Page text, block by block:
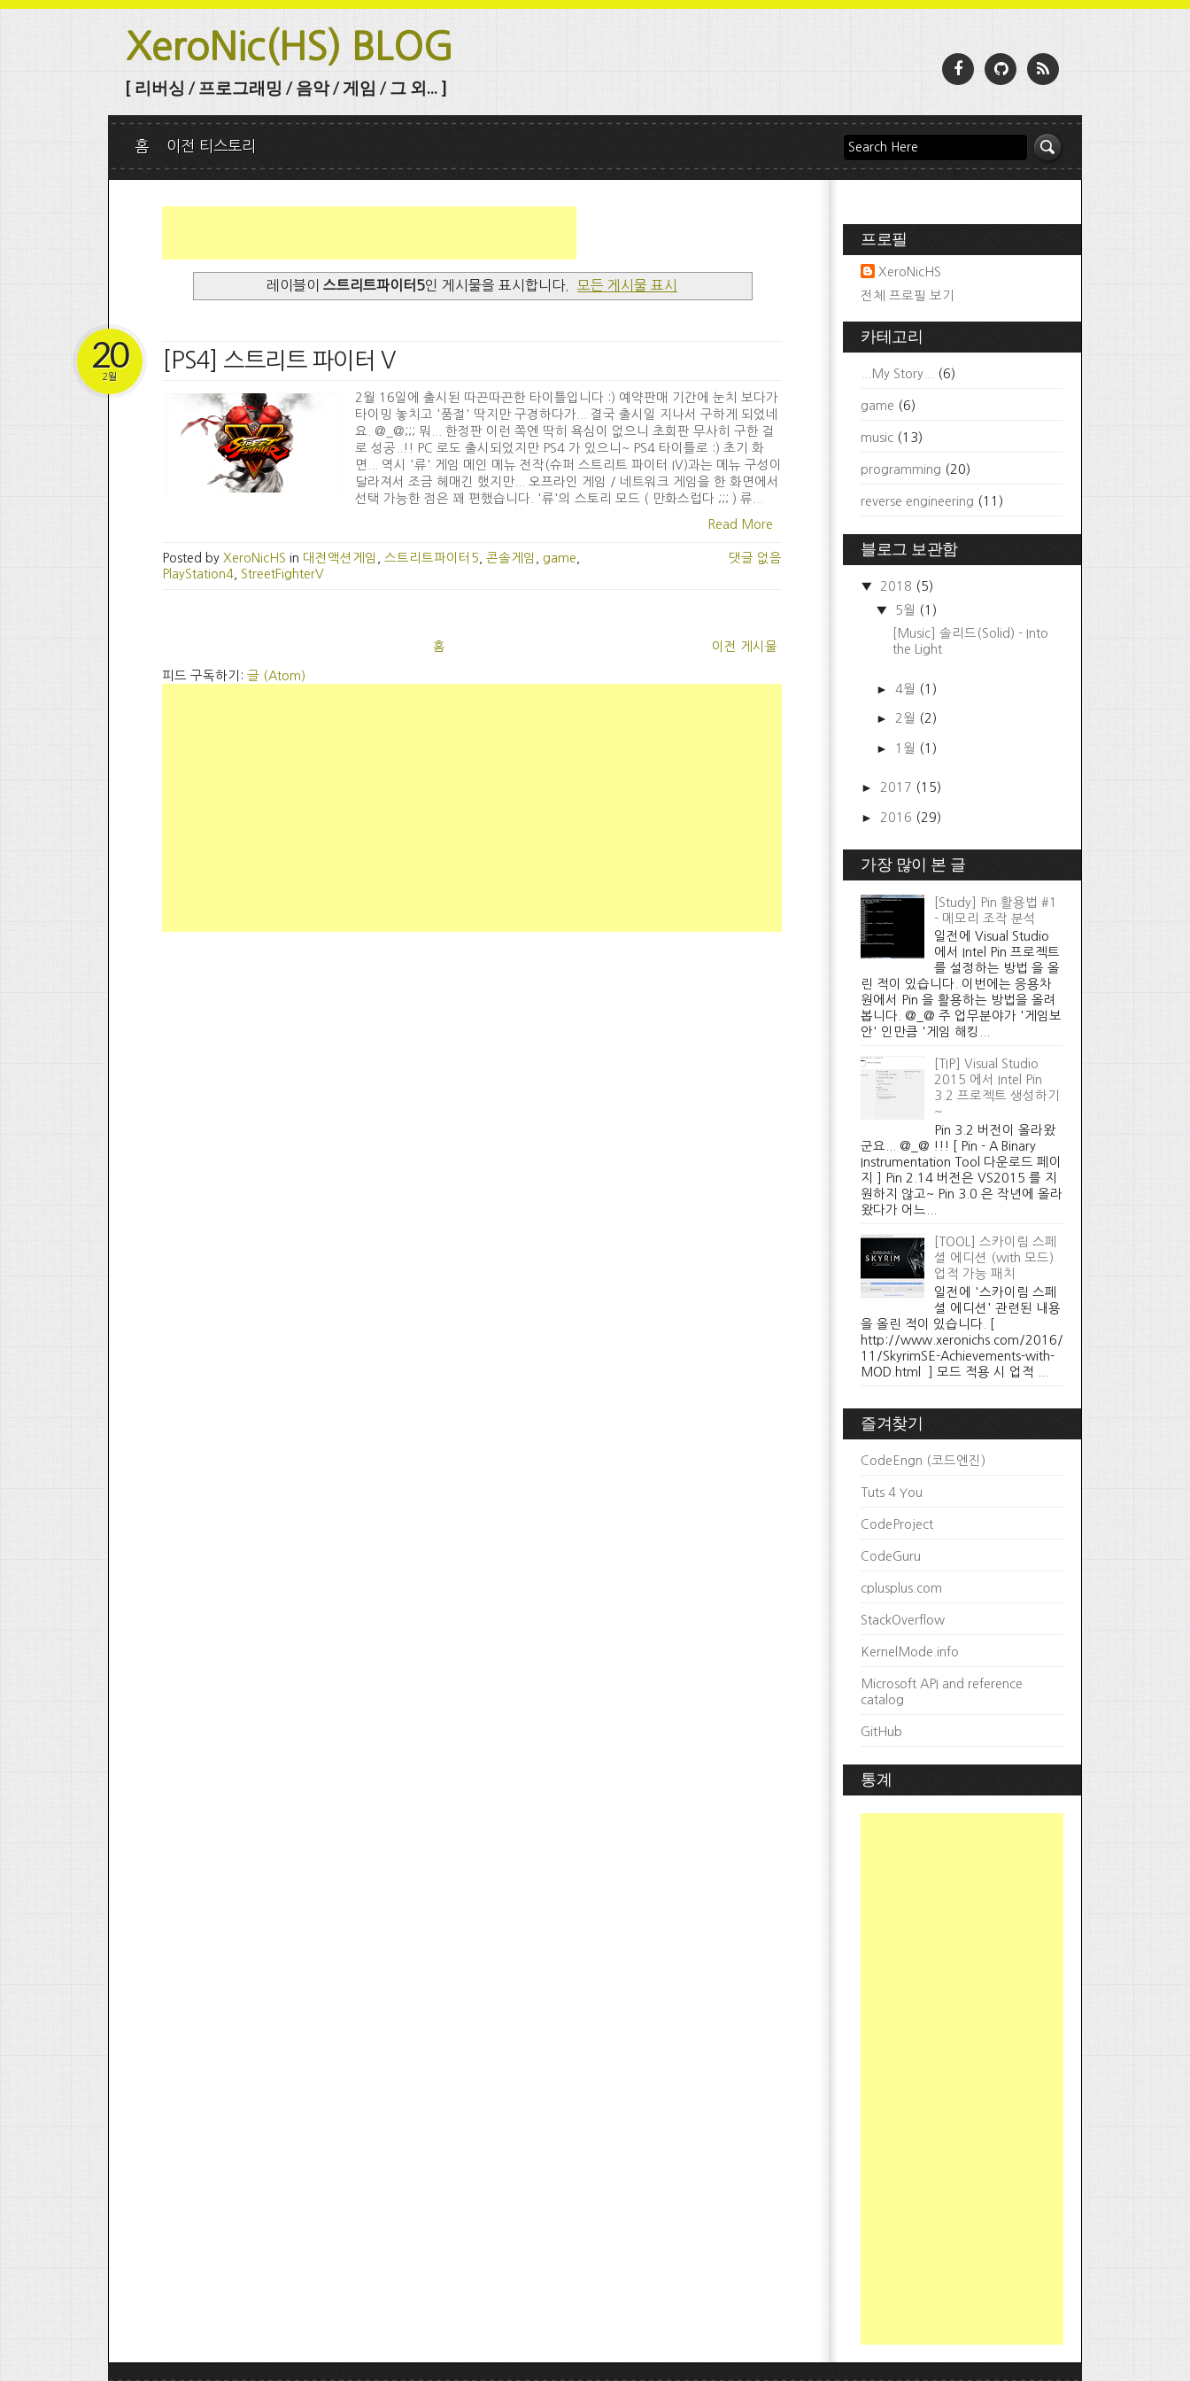
XeroNic(HS) BLOG
[ 리버싱 / 프로그래밍 / 음악 / 게임 / 그 외... ]
홈 이전 티스토리
레이블이 스트리트파이터5인 게시물을 표시합니다. 모든 게시물 표시
[PS4] 스트리트 파이터 V
20
2월
2월 16일에 출시된 따끈따끈한 타이틀입니다 :) 예약판매 기간에 눈치 보다가
타이밍 놓치고 '품절' 딱지만 구경하다가... 결국 출시일 지나서 구하게 되었네
요. @_@;;; 뭐... 한정판 이런 쪽엔 딱히 욕심이 없으니 초회판 무사히 구한 걸
로 성공..!! PC 로도 출시되었지만 PS4 가 있으니~ PS4 타이틀로 :) 초기 화
면... 역시 '류' 게임 메인 메뉴 전작(슈퍼 스트리트 파이터 IV)과는 메뉴 구성이
달라져서 조금 헤매긴 했지만... 오프라인 게임 / 네트워크 게임을 한 화면에서
선택 가능한 점은 꽤 편했습니다. '류'의 스토리 모드 ( 만화스럽다 ;;; ) 류...
Read More
Posted by XeroNicHS in 대전액션게임 스트리트파이터5 콘솔게임 game
PlayStation4
StreetFighterV
댓글 없음
이전 게시물
홈
피드 구독하기: 글 (Atom)
프로필
XeroNicHS
전체 프로필 보기
카테고리
...My Story... (6)
game (6)
music (13)
programming (20)
reverse engineering (11)
블로그 보관함
▼ 2018 (5)
▼
5월 (1)
[Music] 솔리드(Solid) - Into
the Light
►4월 (1)
► 2월 (2)
► 1월 (1)
► 2017 (15)
► 2016 (29)
가장 많이 본 글
[Study] Pin 활용법 #1
- 메모리 조작 분석
일전에 Visual Studio
에서 Intel Pin 프로젝트
를 설정하는 방법 을 올
린 적이 있습니다. 이번에는 응용차
원에서 Pin 을 활용하는 방법을 올려
봅니다. @_@ 주 업무분야가 '게임보
안' 인만큼 '게임 해킹...
[TIP] Visual Studio
2015 에서 Intel Pin
3.2 프로젝트 생성하기
~
Pin 3.2 버전이 올라왔
군요... @_@ !!! [ Pin - A Binary
Instrumentation Tool 다운로드 페이
지 ] Pin 2.14 버전은 VS2015 를 지
원하지 않고~ Pin 3.0 은 작년에 올라
왔다가 어느...
[TOOL] 스카이림 스페
셜 에디션 (with 모드)
업적 가능 패치
일전에 '스카이림 스페
셜 에디션' 관련된 내용
을 올린 적이 있습니다. [
http://www.xeronichs.com/2016/
11/SkyrimSE-Achievements-with-
MOD.html ] 모드 적용 시 업적 ...
즐겨찾기
CodeEngn (코드엔진)
Tuts 4 You
CodeProject
CodeGuru
cplusplus.com
StackOverflow
KernelMode.info
Microsoft API and reference
catalog
GitHub
통계